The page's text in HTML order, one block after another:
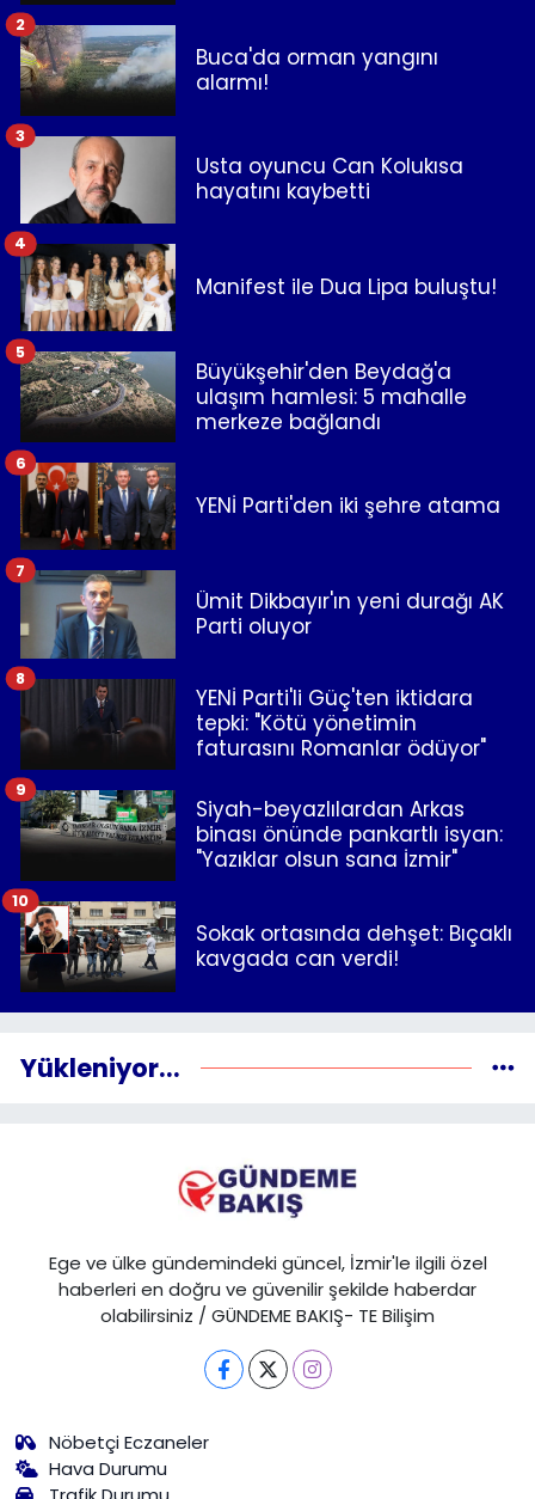
Buca'da orman yangını
alarmı!
2
Usta oyuncu Can Kolukısa
hayatını kaybetti
3
Manifest ile Dua Lipa buluştu!
4
Büyükşehir'den Beydağ'a
ulaşım hamlesi: 5 mahalle
merkeze bağlandı
5
YENİ Parti'den iki şehre atama
6
Ümit Dikbayır'ın yeni durağı AK
Parti oluyor
7
YENİ Parti'li Güç'ten iktidara
tepki: "Kötü yönetimin
faturasını Romanlar ödüyor"
8
Siyah-beyazlılardan Arkas
binası önünde pankartlı isyan:
"Yazıklar olsun sana İzmir"
9
Sokak ortasında dehşet: Bıçaklı
kavgada can verdi!
10
Yükleniyor...
Ege ve ülke gündemindeki güncel, İzmir'le ilgili özel
haberleri en doğru ve güvenilir şekilde haberdar
olabilirsiniz / GÜNDEME BAKIŞ- TE Bilişim
Nöbetçi Eczaneler
Hava Durumu